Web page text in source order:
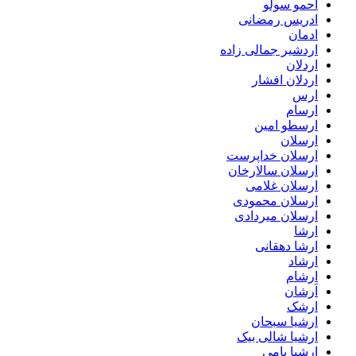
احمو سولو
ادریس رمضانی
ادمان
اردشیر جمالی زاده
اردلان
اردلان افشار
ارس
ارسام
ارسطو امین
ارسلان
ارسلان خداپرست
ارسلان سالارخان
ارسلان غلامی
ارسلان محمودی
ارسلان میردادی
ارشا
ارشا دهقانی
ارشاد
ارشام
اَرشان
ارشک
ارشیا سبحان
ارشیا شالی بیک
ارشیا یامی